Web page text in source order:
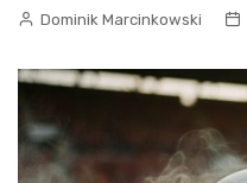
Dominik Marcinkowski